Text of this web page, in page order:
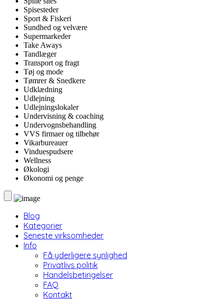
Spisesteder
Sport & Fiskeri
Sundhed og velvære
Supermarkeder
Take Aways
Tandlæger
Transport og fragt
Tøj og mode
Tømrer & Snedkere
Udklædning
Udlejning
Udlejningslokaler
Undervisning & coaching
Undervognsbehandling
VVS firmaer og tilbehør
Vikarbureauer
Vinduespudsere
Wellness
Økologi
Økonomi og penge
Blog
Kategorier
Seneste virksomheder
Info
Få yderligere synlighed
Privatlivs politik
Handelsbetingelser
FAQ
Kontakt